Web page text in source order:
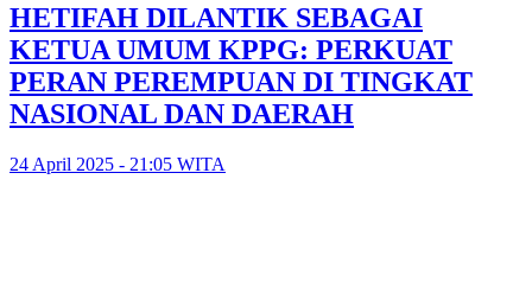
HETIFAH DILANTIK SEBAGAI
KETUA UMUM KPPG: PERKUAT
PERAN PEREMPUAN DI TINGKAT
NASIONAL DAN DAERAH
24 April 2025 - 21:05 WITA